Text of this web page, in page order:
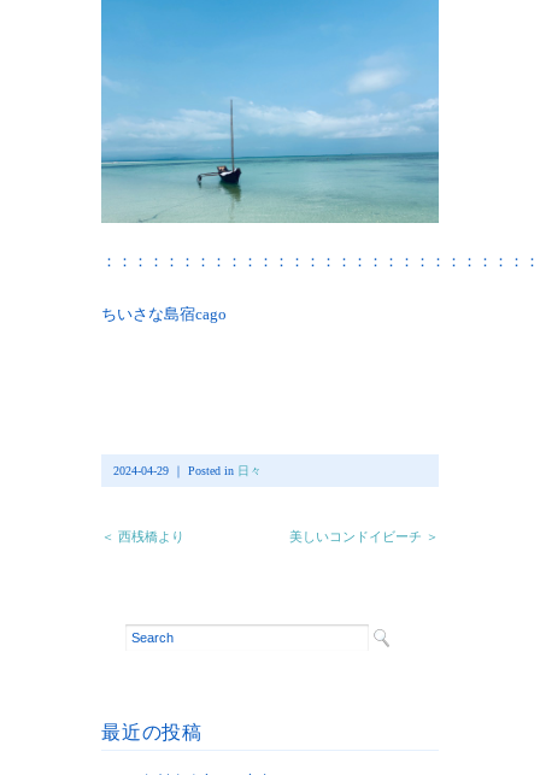
：：：：：：：：：：：：：：：：：：：：：：：：：：：
ちいさな島宿cago
2024-04-29 ｜ Posted in 日々
＜ 西桟橋より 美しいコンドイビーチ ＞
最近の投稿